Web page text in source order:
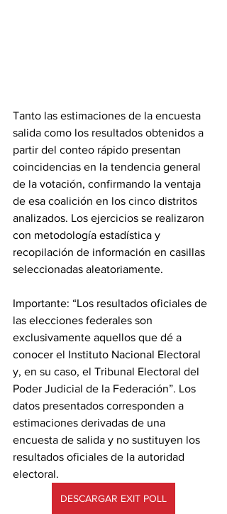
Tanto las estimaciones de la encuesta
salida como los resultados obtenidos a
partir del conteo rápido presentan
coincidencias en la tendencia general
de la votación, confirmando la ventaja
de esa coalición en los cinco distritos
analizados. Los ejercicios se realizaron
con metodología estadística y
recopilación de información en casillas
seleccionadas aleatoriamente.
Importante: “Los resultados oficiales de
las elecciones federales son
exclusivamente aquellos que dé a
conocer el Instituto Nacional Electoral
y, en su caso, el Tribunal Electoral del
Poder Judicial de la Federación”. Los
datos presentados corresponden a
estimaciones derivadas de una
encuesta de salida y no sustituyen los
resultados oficiales de la autoridad
electoral.
DESCARGAR EXIT POLL